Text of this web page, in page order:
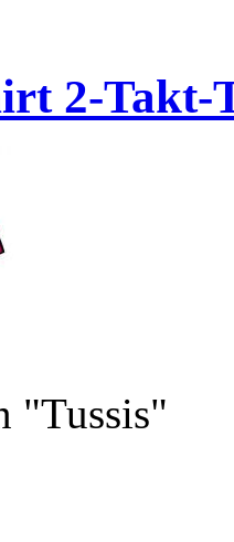
2-Takt-
"Tussis"